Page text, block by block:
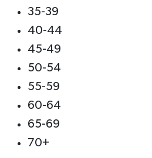
35-39
40-44
45-49
50-54
55-59
60-64
65-69
70+